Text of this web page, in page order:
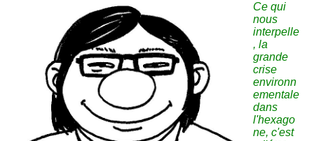
Ce qui
nous
interpelle
, la
grande
crise
environn
ementale
dans
l'hexago
ne, c'est